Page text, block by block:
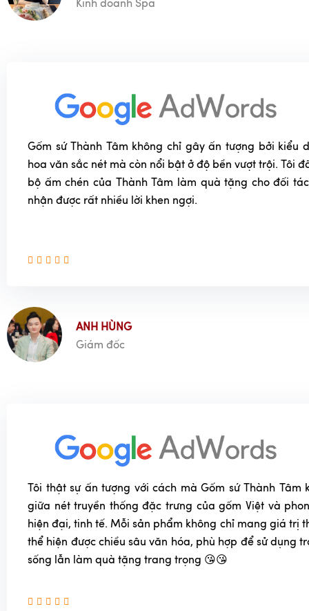
Kinh doanh Spa
Gốm sứ Thành Tâm không chỉ gây ấn tượng bởi kiểu
hoa văn sắc nét mà còn nổi bật ở độ bền vượt trội. Tôi
bộ ấm chén của Thành Tâm làm quà tặng cho đối
nhận được rất nhiều lời khen ngợi.
ANH HÙNG
Giám đốc
Tôi thật sự ấn tượng với cách mà Gốm sứ Thành Tâm
giữa nét truyền thống đặc trưng của gốm Việt và
hiện đại, tinh tế. Mỗi sản phẩm không chỉ mang giá trị
thể hiện được chiều sâu văn hóa, phù hợp để sử dụng
sống lẫn làm quà tặng trang trọng 😘😘